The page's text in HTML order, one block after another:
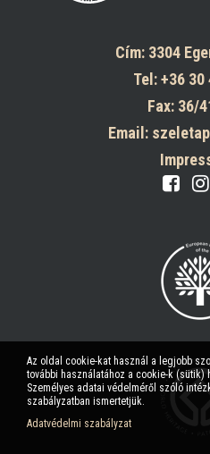
Cím: 3304
Tel: +36 30
Fax: 36/
Email:
Az oldal cookie-kat használ a legjobb
további használatához a cookie-k (sütik)
Személyes adatai védelméről szóló
szabályzatban ismertetjük.
Adatvédelmi szabályzat